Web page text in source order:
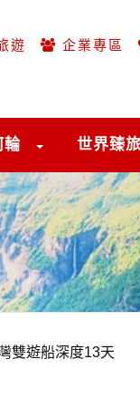
遊 企業專區
輪 世界臻旅
雙遊船深度13天